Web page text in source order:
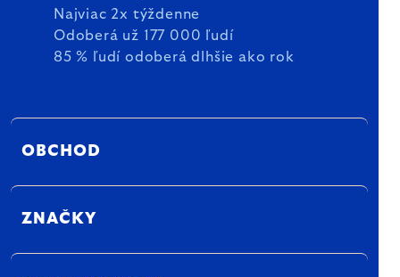
Najviac 2x týždenne
Odoberá už 177 000 ľudí
85 % ľudí odoberá dlhšie ako rok
OBCHOD
ZNAČKY